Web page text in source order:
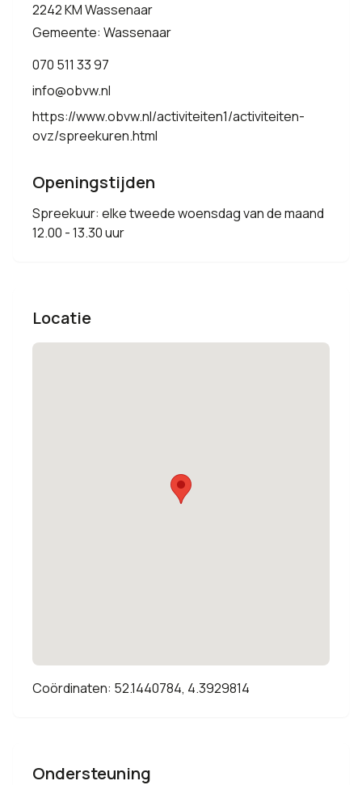
2242 KM Wassenaar
Gemeente: Wassenaar
070 511 33 97
info@obvw.nl
https://www.obvw.nl/activiteiten1/activiteiten-
ovz/spreekuren.html
Openingstijden
Spreekuur: elke tweede woensdag van de maand
12.00 - 13.30 uur
Locatie
Coördinaten: 52.1440784, 4.3929814
Ondersteuning